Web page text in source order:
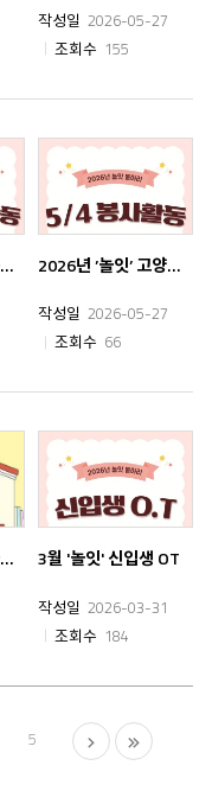
작성일 2026-05-27
조회수 155
5월 ‘놀잇‘ 비마학습동아리 4주차 활동 2026년 ’놀잇’ 고양어린이박물관 봉사활동
작성일 2026-05-27
조회수 66
3월 '북적북적' 동아리 OT 3월 '놀잇' 신입생 OT
작성일 2026-03-31
조회수 184
5
다
음
마
지